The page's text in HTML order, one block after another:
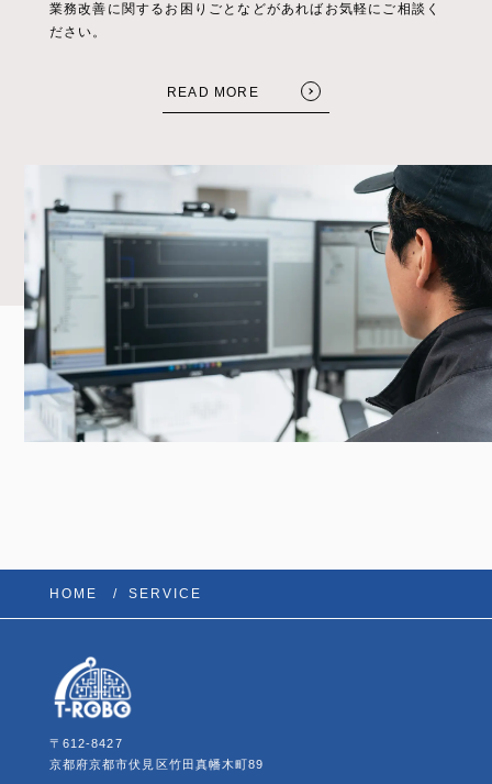
業務改善に関するお困りごとなどがあればお気軽にご相談く
ださい。
READ MORE
HOME SERVICE
〒612-8427
京都府京都市伏見区竹田真幡木町89